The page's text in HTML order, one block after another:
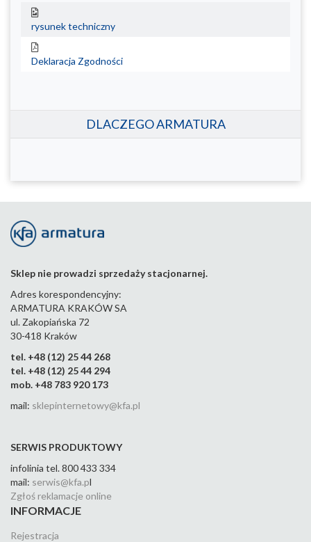
rysunek techniczny
Deklaracja Zgodności
DLACZEGO ARMATURA
Sklep nie prowadzi sprzedaży stacjonarnej.
Adres korespondencyjny:
ARMATURA KRAKÓW SA
ul. Zakopiańska 72
30-418 Kraków
tel. +48 (12) 25 44 268
tel. +48 (12) 25 44 294
mob. +48 783 920 173
mail: sklepinternetowy@kfa.pl
SERWIS PRODUKTOWY
infolinia tel. 800 433 334
mail: serwis@kfa.pl
Zgłoś reklamacje online
INFORMACJE
Rejestracja